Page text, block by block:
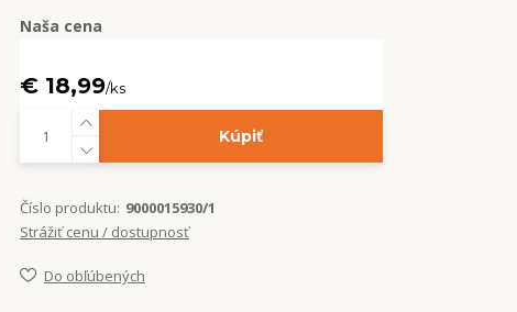
Naša cena
€ 18,99/ks
Kúpiť
Číslo produktu: 9000015930/1
Strážiť cenu / dostupnosť
Do obľúbených